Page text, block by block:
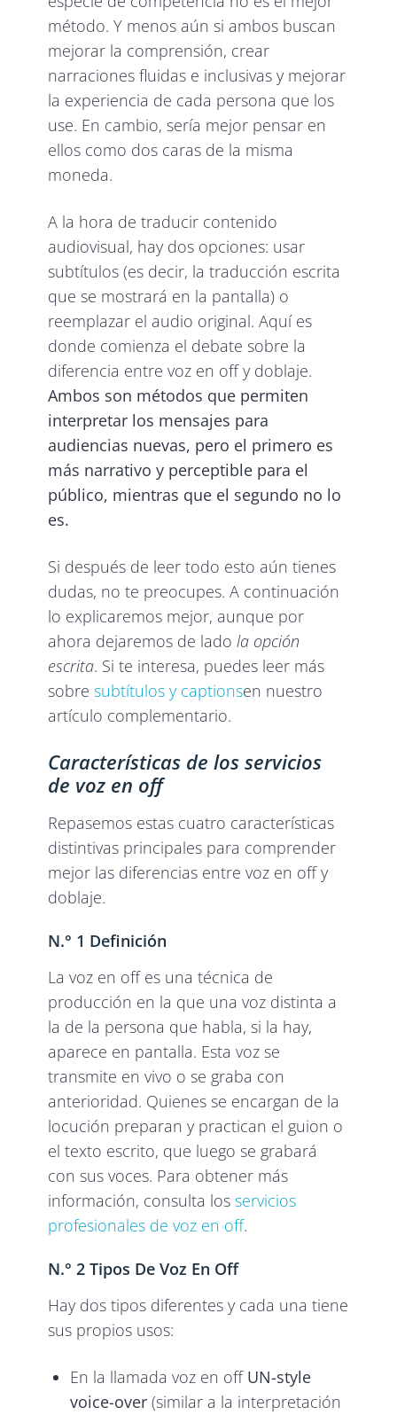
método. Y menos aún si ambos buscan
mejorar la comprensión, crear
narraciones fluidas e inclusivas y mejorar
la experiencia de cada persona que los
use. En cambio, sería mejor pensar en
ellos como dos caras de la misma
moneda.
A la hora de traducir contenido
audiovisual, hay dos opciones: usar
subtítulos (es decir, la traducción escrita
que se mostrará en la pantalla) o
reemplazar el audio original. Aquí es
donde comienza el debate sobre la
diferencia entre voz en off y doblaje.
Ambos son métodos que permiten
interpretar los mensajes para
audiencias nuevas, pero el primero es
más narrativo y perceptible para el
público, mientras que el segundo no lo
es.
Si después de leer todo esto aún tienes
dudas, no te preocupes. A continuación
lo explicaremos mejor, aunque por
ahora dejaremos de ladola opción
escrita. Si te interesa, puedes leer más
sobre subtítulos y captionsen nuestro
artículo complementario.
Características de los servicios
de voz en off
Repasemos estas cuatro características
distintivas principales para comprender
mejor las diferencias entre voz en off y
doblaje.
N.° 1 Definición
La voz en off es una técnica de
producción en la que una voz distinta a
la de la persona que habla, si la hay,
aparece en pantalla. Esta voz se
transmite en vivo o se graba con
anterioridad. Quienes se encargan de la
locución preparan y practican el guion o
el texto escrito, que luego se grabará
con sus voces. Para obtener más
información, consulta los servicios
profesionales de voz en off.
N.° 2 Tipos De Voz En Off
Hay dos tipos diferentes y cada una tiene
sus propios usos:
En la llamada voz en off UN-style
voice-over (similar a la interpretación